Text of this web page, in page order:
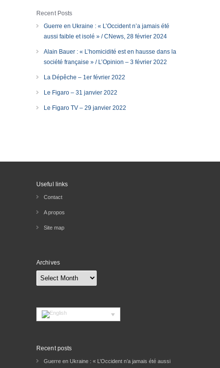
Recent Posts
Guerre en Ukraine : « L’Occident n’a jamais été
aussi faible et isolé » / CNews, 28 février 2024
Alain Bauer : « L’homicidité est en hausse dans la
société française » / L’Opinion – 3 février 2022
La Dépêche – 1er février 2022
Le Figaro – 31 janvier 2022
Le Figaro TV – 29 janvier 2022
Useful links
Contact
A propos
Site map
Archives
Archives
Recent posts
Guerre en Ukraine : « L’Occident n’a jamais été aussi